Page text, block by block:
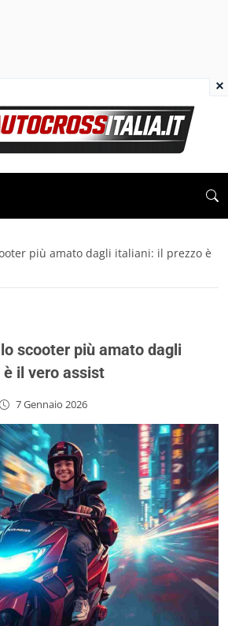
più amato dagli italiani: il prezzo è
scooter più amato dagli
il vero assist
7 Gennaio 2026
×